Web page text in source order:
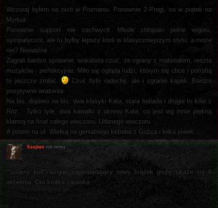
Wczoraj byłem na nich w Poznaniu. Ponownie 2 Progi, co w piątek na
Myrkur.
Ponownie support nie zachwycił. Młode chłopaki pełne wigoru,
sympatyczni, ale tu byłby lepszy ktoś w klasyczniejszym stylu, a może
nie? Nieważne.
Zagrali bardzo sprawnie, wokalista czuć, że ograny z materiałem, reszta
muzyków - perfekcyjnie. Miło się ogląda ludzi, którym się chce i potrafią
to jeszcze zrobić.
Czuć było radochę, ale i zgranie kapeli. Bardzo
pozytywne wrażenia.
Na bis, dopiero na bis, dwa klasyki Kata, stara ballada i drugie to kiler z
Róż... Tylko tyle, dwa kawałki z okresu Kata, co jest wg mnie piękną
klamrą na finał całego wieczoru. Udanego wieczoru.
A potem na ul. Wielką na genialnego kebaba z Guźca i kilka piwek.
Szajtan rok temu
"Solarny kult" singiel zapowiadający nowy krążek grupy ukaże się 6
września. Oto krótka zajawka...